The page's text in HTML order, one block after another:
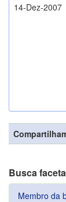
14-Dez-2007
Busca
Membro da